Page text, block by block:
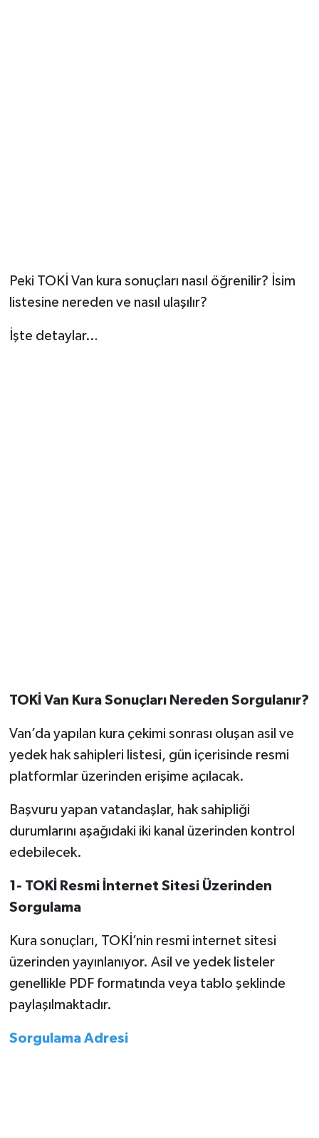
Peki TOKİ Van kura sonuçları nasıl öğrenilir? İsim
listesine nereden ve nasıl ulaşılır?
İşte detaylar…
TOKİ Van Kura Sonuçları Nereden Sorgulanır?
Van’da yapılan kura çekimi sonrası oluşan asil ve
yedek hak sahipleri listesi, gün içerisinde resmi
platformlar üzerinden erişime açılacak.
Başvuru yapan vatandaşlar, hak sahipliği
durumlarını aşağıdaki iki kanal üzerinden kontrol
edebilecek.
1- TOKİ Resmi İnternet Sitesi Üzerinden
Sorgulama
Kura sonuçları, TOKİ’nin resmi internet sitesi
üzerinden yayınlanıyor. Asil ve yedek listeler
genellikle PDF formatında veya tablo şeklinde
paylaşılmaktadır.
Sorgulama Adresi